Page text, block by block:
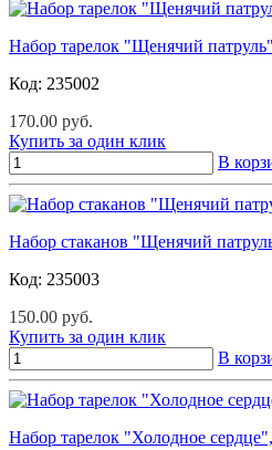
Набор тарелок "Щенячий
Код: 235002
170.00 руб.
Купить за один клик
В
Набор стаканов "Щенячий
Код: 235003
150.00 руб.
Купить за один клик
В
Набор тарелок "Холодное